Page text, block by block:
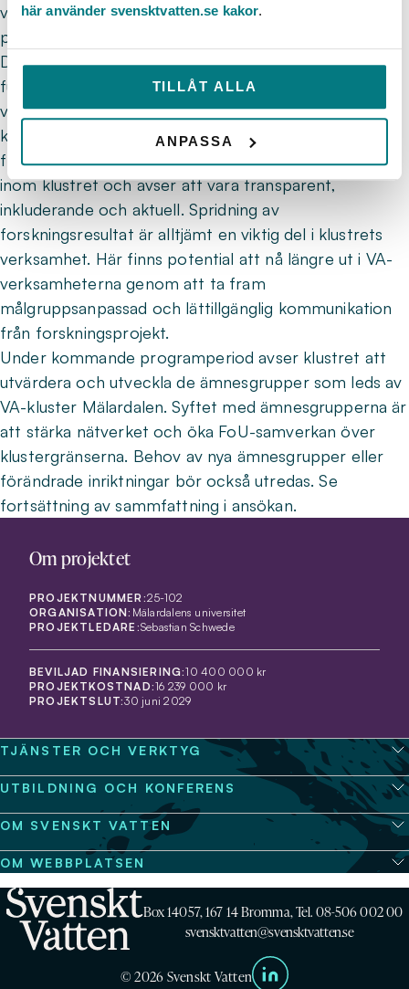
här använder svensktvatten.se kakor.
TILLÅT ALLA
ANPASSA
viktigt att de forskande parterna förankrar sina
projekt hos övriga medlemmar.
Den tydligaste funktionen som klustret har är att
fungera som nätverk mellan akademi och VA-
verksamheter. Den kontinuerliga kontakten mellan
klustrets alla parter leder till relevant forskning i
framkant. Projektutveckling är en prioriterad aktivitet
inom klustret och avser att vara transparent,
inkluderande och aktuell. Spridning av
forskningsresultat är alltjämt en viktig del i klustrets
verksamhet. Här finns potential att nå längre ut i VA-
verksamheterna genom att ta fram
målgruppsanpassad och lättillgänglig kommunikation
från forskningsprojekt.
Under kommande programperiod avser klustret att
utvärdera och utveckla de ämnesgrupper som leds av
VA-kluster Mälardalen. Syftet med ämnesgrupperna är
att stärka nätverket och öka FoU-samverkan över
klustergränserna. Behov av nya ämnesgrupper eller
förändrade inriktningar bör också utredas. Se
fortsättning av sammfattning i ansökan.
Om projektet
PROJEKTNUMMER:25-102
ORGANISATION: Mälardalens universitet
PROJEKTLEDARE:Sebastian Schwede
BEVILJAD FINANSIERING:10 400 000 kr
PROJEKTKOSTNAD:16 239 000 kr
PROJEKTSLUT:30 juni 2029
TJÄNSTER OCH VERKTYG
UTBILDNING OCH KONFERENS
OM SVENSKT VATTEN
OM WEBBPLATSEN
Box 14057, 167 14 Bromma, Tel. 08-506 002 00
svensktvatten@svensktvatten.se
© 2026 Svenskt Vatten